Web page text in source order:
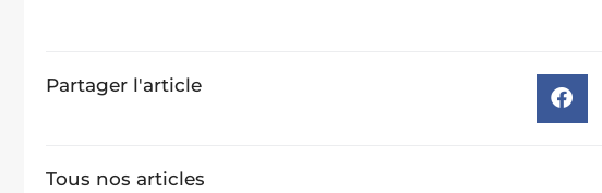
Partager l'article
Tous nos articles